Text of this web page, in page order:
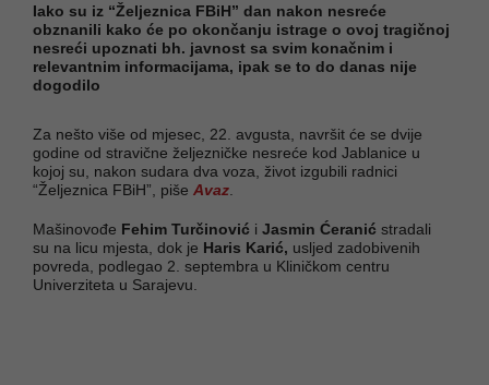
Iako su iz “Željeznica FBiH” dan nakon nesreće
obznanili kako će po okončanju istrage o ovoj tragičnoj
nesreći upoznati bh. javnost sa svim konačnim i
relevantnim informacijama, ipak se to do danas nije
dogodilo
Za nešto više od mjesec, 22. avgusta, navršit će se dvije
godine od stravične željezničke nesreće kod Jablanice u
kojoj su, nakon sudara dva voza, život izgubili radnici
“Željeznica FBiH”, piše Avaz
Mašinovođe Fehim Turčinović i Jasmin Ćeranić stradali
su na licu mjesta, dok je Haris Karić, usljed zadobivenih
povreda, podlegao 2. septembra u Kliničkom centru
Univerziteta u Sarajevu.